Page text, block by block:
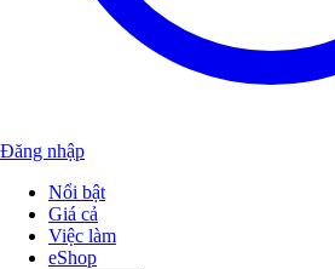
Đăng nhập
Nổi bật
Giá cả
Việc làm
eShop